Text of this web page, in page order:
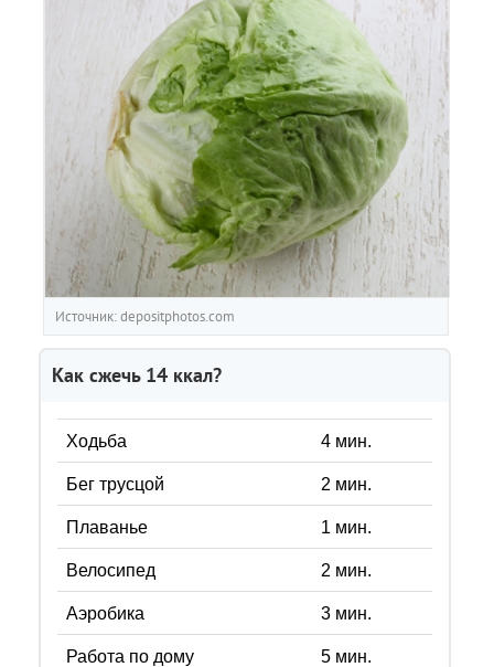
Источник: depositphotos.com
Как сжечь 14ккал?
Ходьба 4мин.
Бег трусцой 2 мин.
Плаванье 1 мин.
Велосипед 2 мин.
Аэробика 3мин.
Работа по дому 5мин.